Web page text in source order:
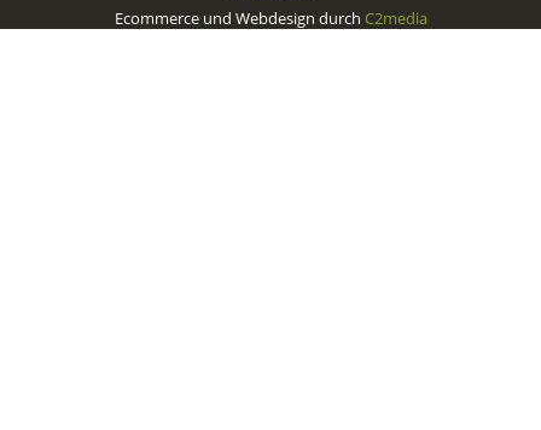
Ecommerce und Webdesign durch C2media